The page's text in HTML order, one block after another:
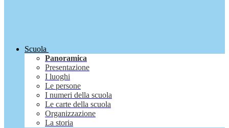
Scuola
Panoramica
Presentazione
I luoghi
Le persone
I numeri della scuola
Le carte della scuola
Organizzazione
La storia